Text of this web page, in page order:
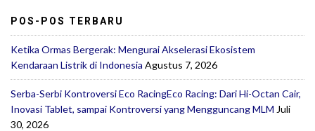
POS-POS TERBARU
Ketika Ormas Bergerak: Mengurai Akselerasi Ekosistem
Kendaraan Listrik di Indonesia Agustus 7, 2026
Serba-Serbi Kontroversi Eco RacingEco Racing: Dari Hi-Octan Cair,
Inovasi Tablet, sampai Kontroversi yang Mengguncang MLM Juli
30, 2026